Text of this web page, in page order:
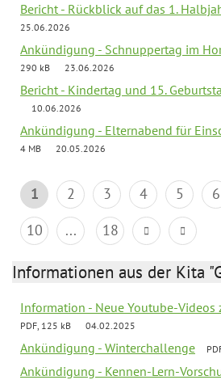
Bericht - Rückblick auf das 1.
25.06.2026
Ankündigung - Schnuppertag im
290 kB
23.06.2026
Bericht - Kindertag und 15.
10.06.2026
Ankündigung - Elternabend für
4 MB
20.05.2026
1 2 3 4 5 6
10
... 18
Informationen aus der Kita
Information - Neue Youtube-
PDF, 125 kB 04.02.2025
Ankündigung - Winterchallenge
Ankündigung - Kennen-Lern-